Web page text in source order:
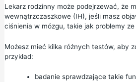
Lekarz rodzinny może podejrzewać, że
wewnątrzczaszkowe (IH), jeśli masz
ciśnienia w mózgu, takie jak problemy ze
Możesz mieć kilka różnych testów, aby
przykład:
badanie sprawdzające takie